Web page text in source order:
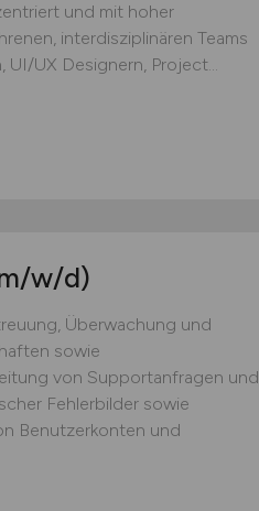
und mit hoher
interdisziplinären Teams
UX Designern, Project...
w/d)
Überwachung und
sowie
von Supportanfragen und
Fehlerbilder sowie
Benutzerkonten und